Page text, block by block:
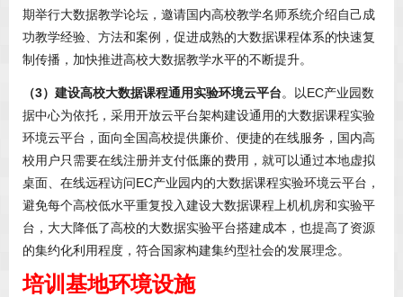
期举行大数据教学论坛，邀请国内高校教学名师系统介绍自己成
功教学经验、方法和案例，促进成熟的大数据课程体系的快速复
制传播，加快推进高校大数据教学水平的不断提升。
（3）建设高校大数据课程通用实验环境云平台。以EC产业园数
据中心为依托，采用开放云平台架构建设通用的大数据课程实验
环境云平台，面向全国高校提供廉价、便捷的在线服务，国内高
校用户只需要在线注册并支付低廉的费用，就可以通过本地虚拟
桌面、在线远程访问EC产业园内的大数据课程实验环境云平台，
避免每个高校低水平重复投入建设大数据课程上机机房和实验平
台，大大降低了高校的大数据实验平台搭建成本，也提高了资源
的集约化利用程度，符合国家构建集约型社会的发展理念。
培训基地环境设施